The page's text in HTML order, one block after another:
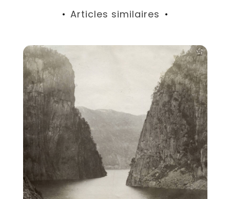
Articles similaires